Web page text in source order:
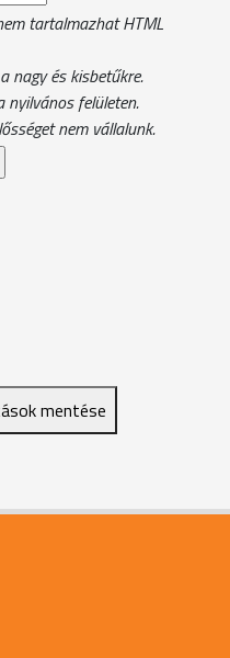
tartalmazhat HTML
nagy és kisbetűkre.
nyilvános felületen.
nem vállalunk.
mentése